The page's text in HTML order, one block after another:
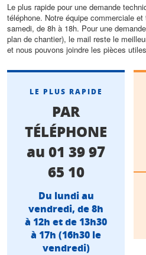
Le plus rapide pour une demande
téléphone. Notre équipe commerciale
samedi, de 8h à 18h. Pour une
plan de chantier), le mail reste le
et nous pouvons joindre les pièces
LE PLUS RAPIDE
PAR
TÉLÉPHONE
au 01 39 97
65 10
Du lundi au
vendredi, de 8h
à 12h et de 13h30
à 17h (16h30 le
vendredi)